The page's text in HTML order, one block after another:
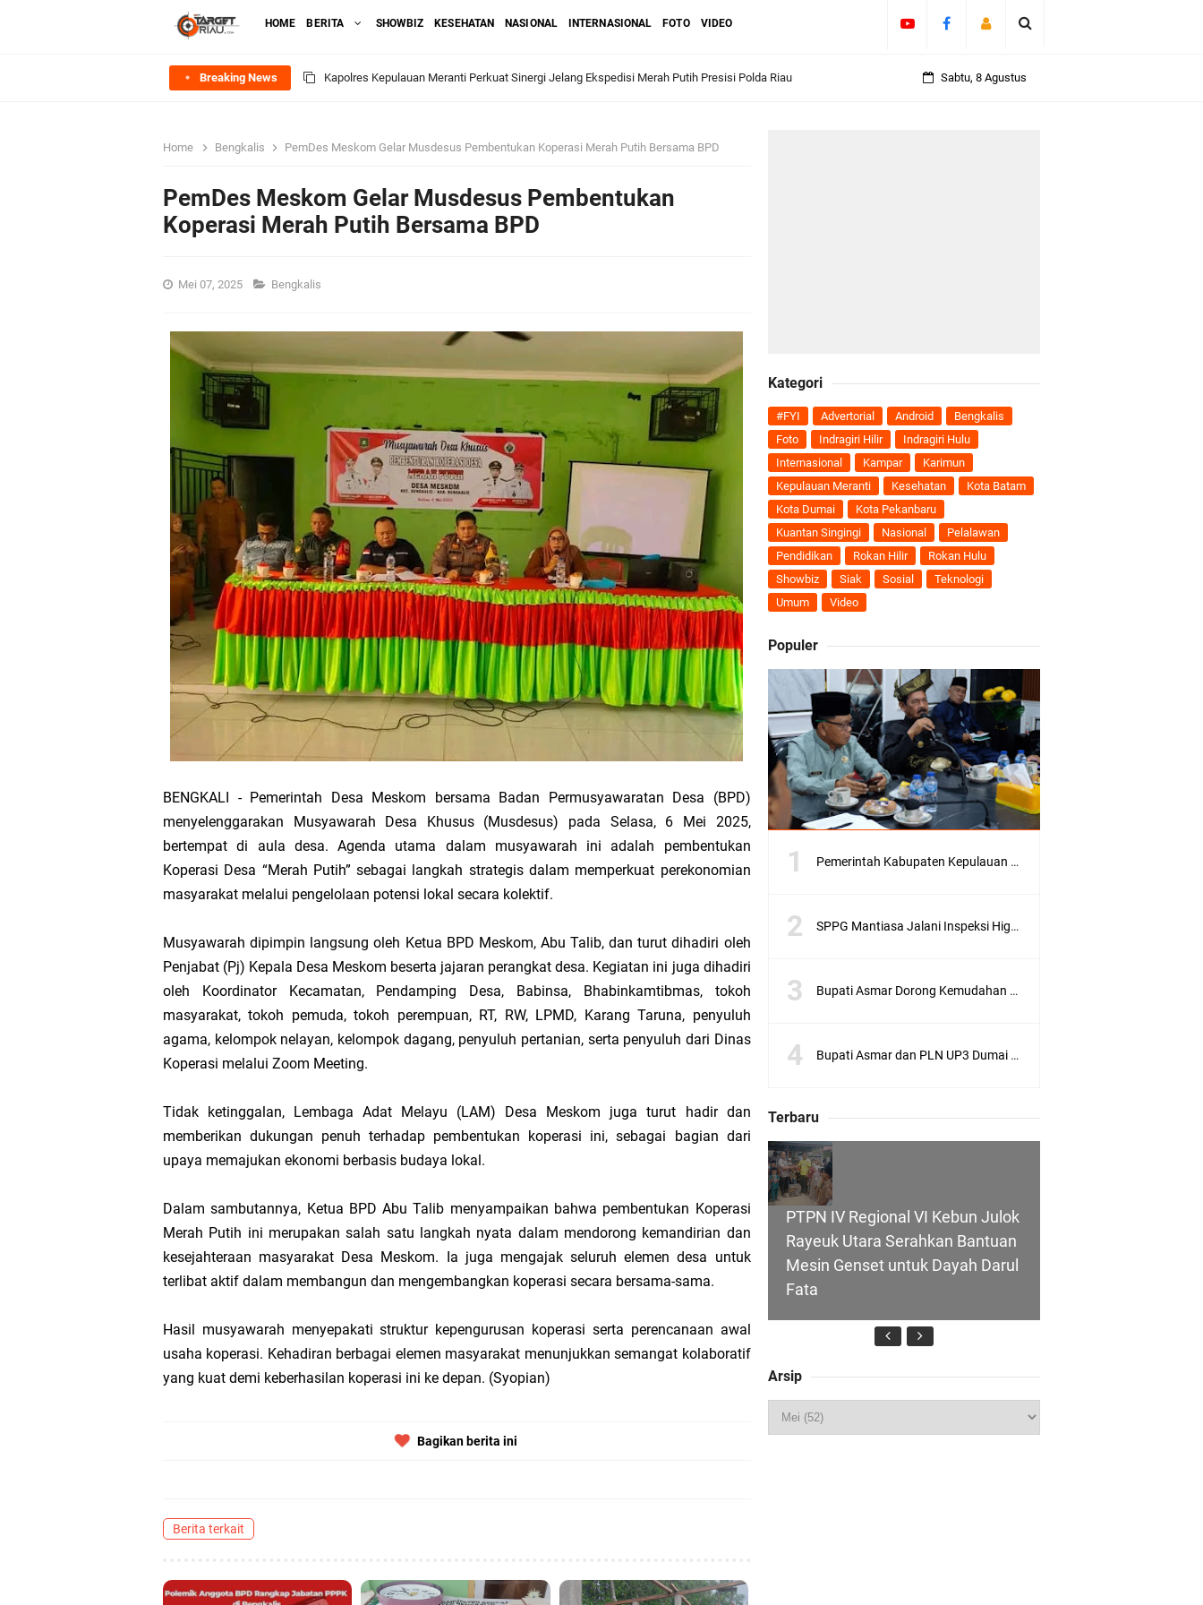
HOME BERITA SHOWBIZ KESEHATAN NASIONAL INTERNASIONAL FOTO VIDEO
Breaking News Meranti Percepat Pembangunan Gudang Bulog, Asmar: Kunci Perkuat Ketahanan Pangan Daerah Kepulauan
Bupati Asmar Sambut Lawatan Adat Melaka, Perkuat Ikatan Serumpun Indonesia–Malaysia di Kepulauan
Rekomendasi Banggar
SPPG Mantiasa Jalani Inspeksi Higiene dan Sanitasi Pangan
PTPN IV Regional VI Kebun Julok Rayeuk Utara Serahkan Bantuan Mesin Genset untuk Dayah Darul Fata
Bupati Asmar Tegaskan MoU Pemkab dan PLN Harus Berdampak Nyata bagi Masyarakat Meranti
Wacana Pemekaran Kembali Menguat, Mahmuzin Taher: Provinsi Riau Pesisir Mesin Pertumbuhan Ekonomi
Baru
Bupati Asmar dan PLN UP3 Dumai Perkuat Sinergi, Pastikan Layanan Listrik Kepulauan Meranti Semakin Andal
Pemerintah Kabupaten Kepulauan Meranti Kembali Merombak 3 Pejabat Eselon III. A Serta III. B
Pemkab Meranti dan Unilak Perkuat Sinergi Tingkatkan Kualitas SDM Daerah
133 Personel Berprestasi Diguyur Penghargaan, Kapolda Riau: Bangun Kepercayaan Publik dengan Karya Nyata
Pengurus PWI Kepulauan Meranti Periode 2026–2029 Resmi Dilantik
Wabup Muzamil Bahas Penegasan Batas Wilayah Kepulauan Meranti, Kemendagri Beri Arahan Pengusulan
Bupati Asmar Dorong Kemudahan Layanan Pensiun ASN melalui Sinergi dengan BRK Syariah
Hari Mangrove Sedunia, Yayasan Generasi Hijau Beri Penghargaan kepada Kapolda Riau
Audiensi Bupati Asmar Berbuah Komitmen BNPP RI Kawal Pembangunan Kawasan Perbatasan Meranti
Camat Pulau Merbau Hermansyah, S.H. Sampaikan Tahniah Hari Jadi ke-14 Kecamatan Tasik Putri Puyu
DPP PKB Lantik H. Asmar sebagai Ketua DPC PKB Kepulauan Meranti Periode 2026–2031
Hari Bhakti Adhyaksa, Kapolres Meranti Beri Kejutan Tumpeng ke Kejari
Pelepasan TEP 2026 IPB University, Wamen Viva Yoga: Kampus Berkontribusi Memajukan Kawasan
Transmigrasi
AKBP Gede Adi Pimpin Apel Perdana, Titip Tiga Pesan untuk Seluruh Personel
Sabtu, 8 Agustus
Home Bengkalis PemDes Meskom Gelar Musdesus Pembentukan Koperasi Merah Putih Bersama BPD
PemDes Meskom Gelar Musdesus Pembentukan
Koperasi Merah Putih Bersama BPD
Mei 07, 2025 Bengkalis
BENGKALI - Pemerintah Desa Meskom bersama Badan Permusyawaratan Desa (BPD)
menyelenggarakan Musyawarah Desa Khusus (Musdesus) pada Selasa, 6 Mei 2025,
bertempat di aula desa. Agenda utama dalam musyawarah ini adalah pembentukan
Koperasi Desa “Merah Putih” sebagai langkah strategis dalam memperkuat perekonomian
masyarakat melalui pengelolaan potensi lokal secara kolektif.
Musyawarah dipimpin langsung oleh Ketua BPD Meskom, Abu Talib, dan turut dihadiri oleh
Penjabat (Pj) Kepala Desa Meskom beserta jajaran perangkat desa. Kegiatan ini juga dihadiri
oleh Koordinator Kecamatan, Pendamping Desa, Babinsa, Bhabinkamtibmas, tokoh
masyarakat, tokoh pemuda, tokoh perempuan, RT, RW, LPMD, Karang Taruna, penyuluh
agama, kelompok nelayan, kelompok dagang, penyuluh pertanian, serta penyuluh dari Dinas
Koperasi melalui Zoom Meeting.
Tidak ketinggalan, Lembaga Adat Melayu (LAM) Desa Meskom juga turut hadir dan
memberikan dukungan penuh terhadap pembentukan koperasi ini, sebagai bagian dari
upaya memajukan ekonomi berbasis budaya lokal.
Dalam sambutannya, Ketua BPD Abu Talib menyampaikan bahwa pembentukan Koperasi
Merah Putih ini merupakan salah satu langkah nyata dalam mendorong kemandirian dan
kesejahteraan masyarakat Desa Meskom. Ia juga mengajak seluruh elemen desa untuk
terlibat aktif dalam membangun dan mengembangkan koperasi secara bersama-sama.
Hasil musyawarah menyepakati struktur kepengurusan koperasi serta perencanaan awal
usaha koperasi. Kehadiran berbagai elemen masyarakat menunjukkan semangat kolaboratif
yang kuat demi keberhasilan koperasi ini ke depan. (Syopian)
Bagikan berita ini
Berita terkait
Kategori
#FYI Advertorial Android
Bengkalis
Foto
Indragiri Hilir
Indragiri Hulu
Internasional
Kampar
Karimun
Kepulauan Meranti
Kesehatan
Kota Batam
Kota Dumai
Kota Pekanbaru
Kuantan Singingi
Nasional
Pelalawan
Pendidikan
Rokan Hilir
Rokan Hulu
Showbiz
Siak Sosial
Teknologi
Umum
Video
Populer
Pemerintah Kabupaten Kepulauan Meranti Kembali Merombak 3 Pejabat Eselon III. A Serta III. B
SPPG Mantiasa Jalani Inspeksi Higiene dan Sanitasi Pangan
Bupati Asmar Dorong Kemudahan Layanan Pensiun ASN melalui Sinergi dengan BRK Syariah
Bupati Asmar dan PLN UP3 Dumai Perkuat Sinergi, Pastikan Layanan Listrik Kepulauan Meranti Semakin Andal
Terbaru
PTPN IV Regional VI Kebun Julok
Rayeuk Utara Serahkan Bantuan
Mesin Genset untuk Dayah Darul
Fata
Kapolres Kepulauan Meranti
Arsip